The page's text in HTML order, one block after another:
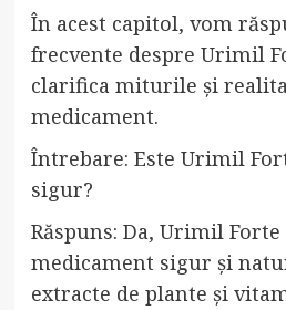
În acest capitol, vom
frecvente despre Urimil
clarifica miturile și
medicament.
Întrebare: Este Urimil
sigur?
Răspuns: Da, Urimil
medicament sigur și
extracte de plante și